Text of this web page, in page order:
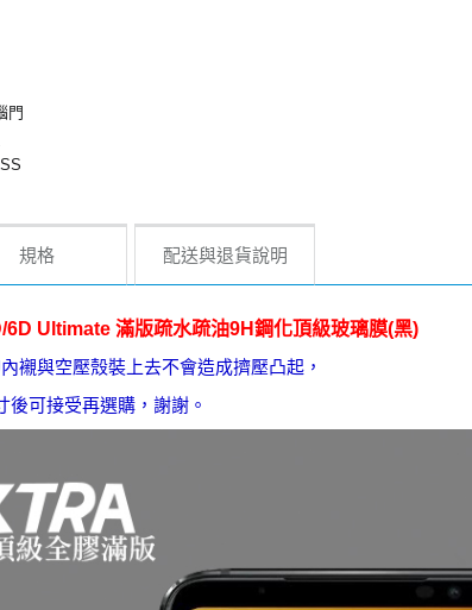
門
規格 配送與退貨說明
Ultimate 滿版疏水疏油9H鋼化頂級玻璃膜(黑)
襯與空壓殼裝上去不會造成擠壓凸起，
後可接受再選購，謝謝。